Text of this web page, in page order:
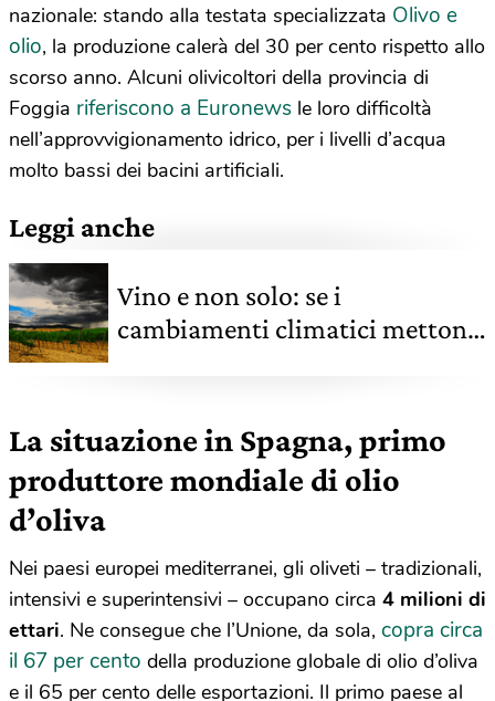
nazionale: stando alla testata specializzata Olivo e
olio, la produzione calerà del 30 per cento rispetto allo
scorso anno. Alcuni olivicoltori della provincia di
Foggia riferiscono a Euronews le loro difficoltà
nell’approvvigionamento idrico, per i livelli d’acqua
molto bassi dei bacini artificiali.
Leggi anche
Vino e non solo: se i
cambiamenti climatici mettono
La situazione in Spagna, primo
produttore mondiale di olio
d’oliva
Nei paesi europei mediterranei, gli oliveti – tradizionali,
intensivi e superintensivi – occupano circa 4 milioni di
ettari. Ne consegue che l’Unione, da sola, copra circa
il 67 per cento della produzione globale di olio d’oliva
e il 65 per cento delle esportazioni. Il primo paese al